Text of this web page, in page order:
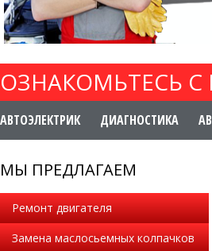
ОЗНАКОМЬТЕСЬ
АВТОЭЛЕКТРИК ДИАГНОСТИКА
МЫ ПРЕДЛАГАЕМ
Ремонт двигателя
Замена маслосьемных колпачков